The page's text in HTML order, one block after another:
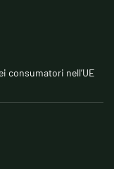
consumatori nell’UE